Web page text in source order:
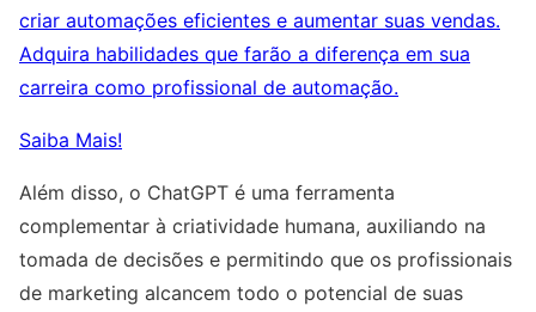
criar automações eficientes e aumentar suas vendas.
Adquira habilidades que farão a diferença em sua
carreira como profissional de automação.
Saiba Mais!
Além disso, o ChatGPT é uma ferramenta
complementar à criatividade humana, auxiliando na
tomada de decisões e permitindo que os profissionais
de marketing alcancem todo o potencial de suas